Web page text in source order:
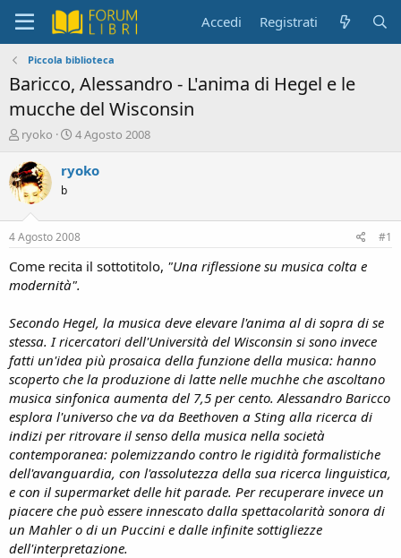
Accedi Registrati
Piccola biblioteca
Baricco, Alessandro - L'anima di Hegel e le
mucche del Wisconsin
C
e
a
t
r
e
D
s
u
s
s
i
o
n
e
ryoko
D
t
i
n
i
z
4 Agosto 2008
ryoko
b
4 Agosto 2008 #1
Come recita il sottotitolo, "Una riflessione su musica colta e
modernità".
Secondo Hegel, la musica deve elevare l'anima al di sopra di se
stessa. I ricercatori dell'Università del Wisconsin si sono invece
fatti un'idea più prosaica della funzione della musica: hanno
scoperto che la produzione di latte nelle muchhe che ascoltano
musica sinfonica aumenta del 7,5 per cento. Alessandro Baricco
esplora l'universo che va da Beethoven a Sting alla ricerca di
indizi per ritrovare il senso della musica nella società
contemporanea: polemizzando contro le rigidità formalistiche
dell'avanguardia, con l'assolutezza della sua ricerca linguistica,
e con il supermarket delle hit parade. Per recuperare invece un
piacere che può essere innescato dalla spettacolarità sonora di
un Mahler o di un Puccini e dalle infinite sottigliezze
dell'interpretazione.